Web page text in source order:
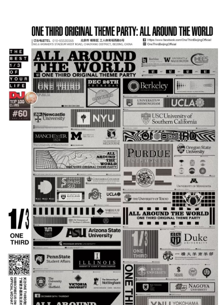
立刻支付
立刻支付
忘记密码？找回 已有帐号？登录
社交帐号直接登录
QQ登录 微博登录